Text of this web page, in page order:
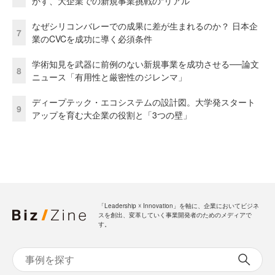
7
なぜシリコンバレーでの成果に差が生まれるのか？ 日本企
業のCVCを成功に導く必須条件
8
学術知見を武器に前例のない新規事業を成功させる──論文
ニュース「有用性と厳密性のジレンマ」
9
ディープテック・エコシステムの設計図。大学発スタート
アップを育む大企業の役割と「3つの壁」
「Leadership ☓ Innovation」を軸に、企業においてビジネ
スを創出、変革していく事業開発者のためのメディアで
す。